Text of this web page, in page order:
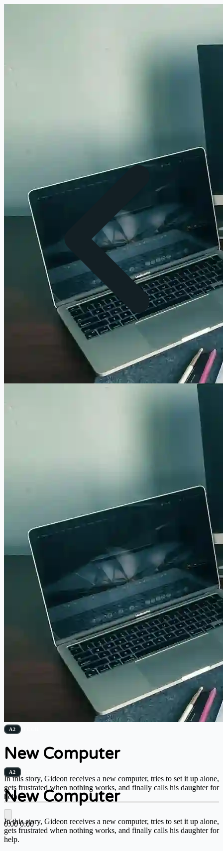
A2
New Computer
In this story, Gideon receives a new computer, tries to set it up alone,
gets frustrated when nothing works, and finally calls his daughter for
help.
A2
New Computer
In this story, Gideon receives a new computer, tries to set it up alone,
gets frustrated when nothing works, and finally calls his daughter for
help.
0:00 0:00